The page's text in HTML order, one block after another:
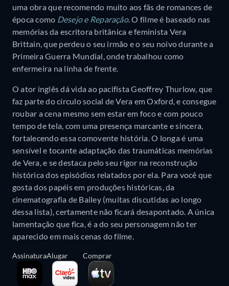
uma obra que recomendo muito aos fãs de romances de
época como Desejo e Reparação. O filme é baseado nas
memórias da escritora britânica e feminista Vera
Brittain, que perdeu o seu irmão e o seu noivo durante a
Primeira Guerra Mundial, onde trabalhou como
enfermeira na linha de frente.
O ator inglês dá vida ao pacifista Geoffrey Thurlow, que
faz parte do círculo social de Vera em Oxford, e consegue
roubar a cena mesmo sem estar em foco e com pouco
tempo de tela, com uma presença marcante e sincera,
fortalecendo essa comovente história. O longa é uma
sensível e tocante adaptação das traumáticas memórias
de Vera, e se destaca pelo seu rigor na reconstrução
histórica dos episódios relatados por ela. Para você que
gosta dos papéis em produções históricas, da
cinematografia de Bailey (muitas discutidas ao longo
dessa lista), certamente não ficará desapontado. A única
lamentação que fica, é a do seu personagem não ter
aparecido em mais cenas do filme.
AssinaturaAlugar Comprar